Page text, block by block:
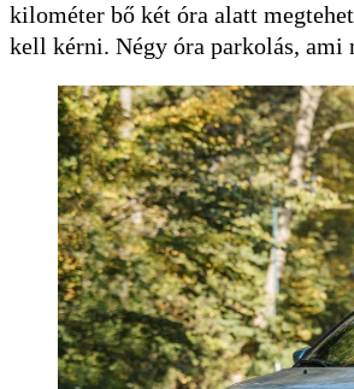
kilométer bő két óra alatt
kell kérni. Négy óra parkolás, ami